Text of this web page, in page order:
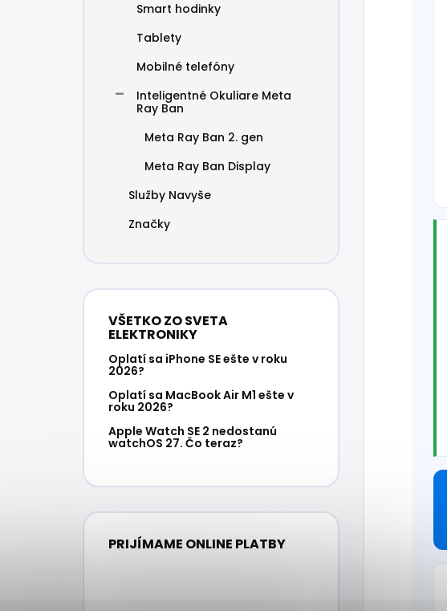
Smart hodinky
Tablety
Mobilné telefóny
Inteligentné Okuliare Meta
Ray Ban
Meta Ray Ban 2. gen
Meta Ray Ban Display
Služby Navyše
Značky
VŠETKO ZO SVETA
ELEKTRONIKY
Oplatí sa iPhone SE ešte v roku
2026?
Oplatí sa MacBook Air M1 ešte v
roku 2026?
Apple Watch SE 2 nedostanú
watchOS 27. Čo teraz?
PRIJÍMAME ONLINE PLATBY